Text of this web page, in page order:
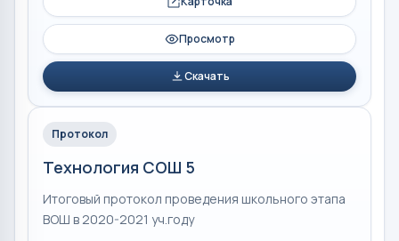
Просмотр
Скачать
Протокол
Технология СОШ 5
Итоговый протокол проведения школьного этапа
ВОШ в 2020-2021 уч.году